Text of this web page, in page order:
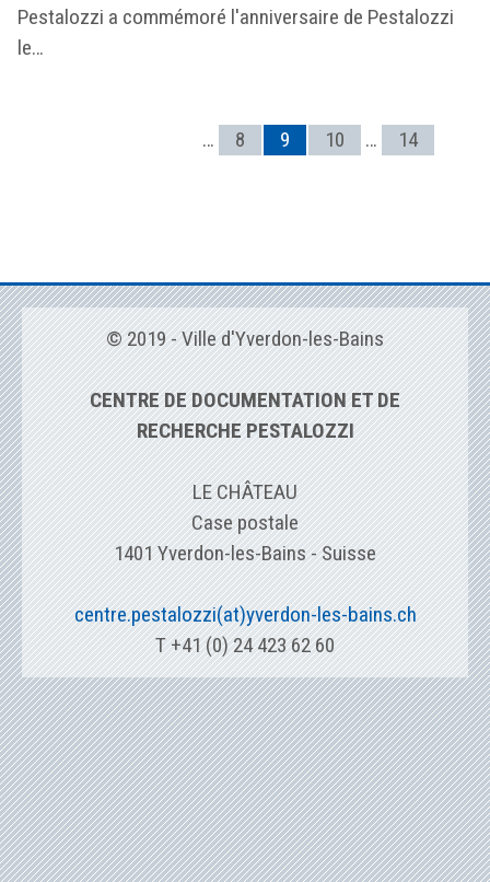
Pestalozzi a commémoré l'anniversaire de Pestalozzi
le…
… 8 9 10 … 14
© 2019 - Ville d'Yverdon-les-Bains
CENTRE DE DOCUMENTATION ET DE
RECHERCHE PESTALOZZI
LE CHÂTEAU
Case postale
1401 Yverdon-les-Bains - Suisse
centre.pestalozzi(at)yverdon-les-bains.ch
T +41 (0) 24 423 62 60